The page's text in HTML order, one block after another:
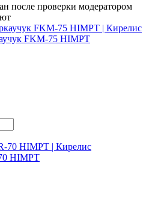
после проверки модератором
FKM-75 HIMPT
HIMPT